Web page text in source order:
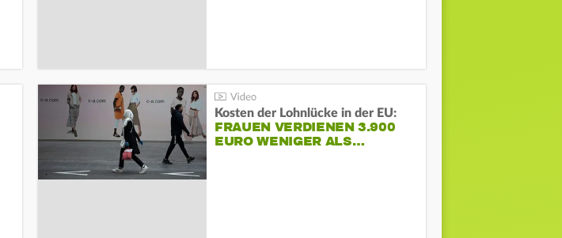
Kosten der Lohnlücke in der EU:
FRAUEN VERDIENEN 3.900
EURO WENIGER ALS…